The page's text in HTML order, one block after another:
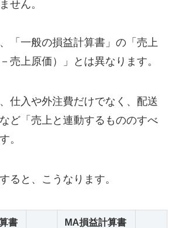
せん。
「一般の損益計算書」の「売上
売上原価）」とは異なります。
仕入や外注費だけでなく、配送
ど「売上と連動するもののすべ
。
ると、こうなります。
書 MA損益計算書